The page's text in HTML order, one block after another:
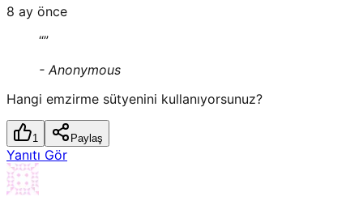
8 ay önce
“”
- Anonymous
Hangi emzirme sütyenini kullanıyorsunuz?
1 Paylaş
Yanıtı Gör